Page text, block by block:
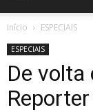
Início ESPECIAIS
ESPECIAIS
De